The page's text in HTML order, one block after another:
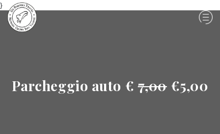
}
Parcheggio auto €7,00€5,00